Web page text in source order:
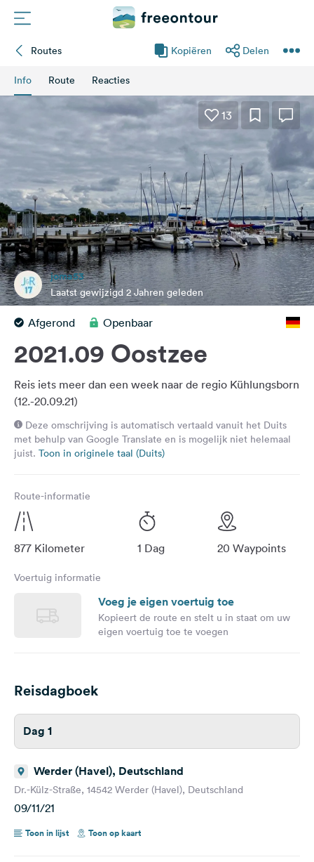
Magazine
Partners
Registreren
Inloggen
Nieuwsbrief
Feedback
Taal:
ons
op
social
Facebook
Routes Kopiëren Delen
Info Route Reacties
13
joma53
Laatst gewijzigd 2 Jahren geleden
Afgerond Openbaar
2021.09 Oostzee
Reis iets meer dan een week naar de regio Kühlungsborn
(12.-20.09.21)
Deze omschrijving is automatisch vertaald vanuit het Duits
met behulp van Google Translate en is mogelijk niet helemaal
juist. Toon in originele taal (Duits)
Route-informatie
877 Kilometer 1 Dag 20 Waypoints
Voertuig informatie
Voeg je eigen voertuig toe
Kopieert de route en stelt u in staat om uw
eigen voertuig toe te voegen
Reisdagboek
Dag 1
Werder (Havel), Deutschland
Dr.-Külz-Straße, 14542 Werder (Havel), Deutschland
09/11/21
Toon in lijst Toon op kaart